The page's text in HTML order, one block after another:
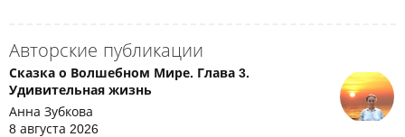
Авторские публикации
Сказка о Волшебном Мире. Глава 3.
Удивительная жизнь
Анна Зубкова
8 августа 2026